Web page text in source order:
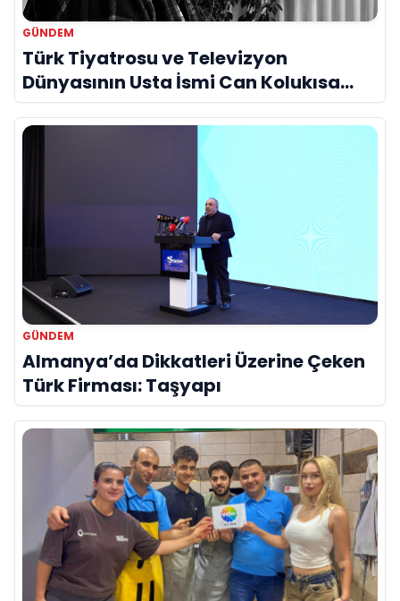
GÜNDEM
Türk Tiyatrosu ve Televizyon
Dünyasının Usta İsmi Can Kolukısa
Hayatını Kaybetti
GÜNDEM
Almanya’da Dikkatleri Üzerine Çeken
Türk Firması: Taşyapı